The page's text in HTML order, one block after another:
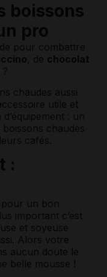
boissons
pro
pour combattre
, de chocolat
?
chaudes aussi
utile et
d’équipement : un
chaudes
cafés.
:
pour un bon
important c’est
et soyeuse
Alors votre
aucun doute le
belle mousse !